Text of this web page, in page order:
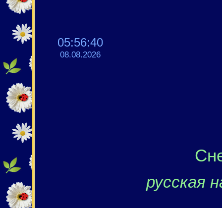
05:56:41
08.08.2026
русская